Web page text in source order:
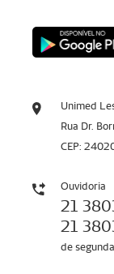
Unimed
Rua Dr.
CEP:
Ouvidoria
21
21
de